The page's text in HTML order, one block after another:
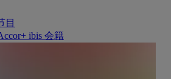
目
ibis 会籍